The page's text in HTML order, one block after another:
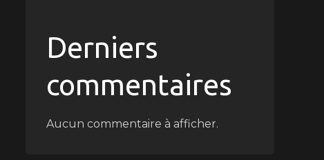
Derniers
commentaires
Aucun commentaire à afficher.